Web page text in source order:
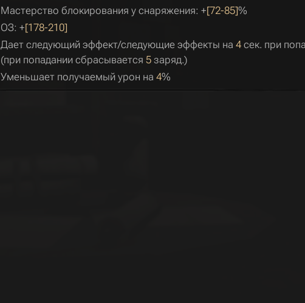
Мастерство блокирования у снаряжения: +[72-85]%
ОЗ: +[178-210]
Дает следующий эффект/следующие эффекты на 4 сек. при
(при попадании сбрасывается 5 заряд.)
Уменьшает получаемый урон на 4%